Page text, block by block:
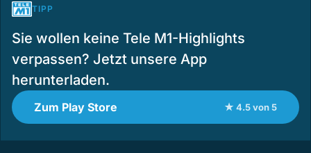
TIPP
Sie wollen keine Tele M1-Highlights
verpassen? Jetzt unsere App
herunterladen.
Zum Play Store ★ 4.5 von 5